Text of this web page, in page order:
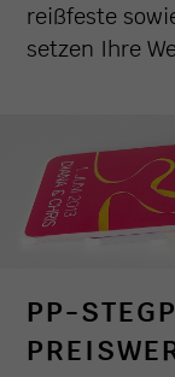
reißfeste
setzen Ihre
PP-